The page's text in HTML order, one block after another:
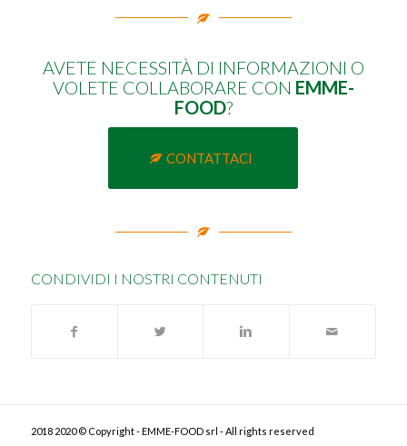
AVETE NECESSITÀ DI INFORMAZIONI O
VOLETE COLLABORARE CON EMME-
FOOD?
CONTATTACI
CONDIVIDI I NOSTRI CONTENUTI
2018 2020 © Copyright - EMME-FOOD srl - All rights reserved